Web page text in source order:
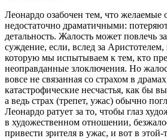
Леонардо озабочен тем, что желаемые
недостаточно драматичными:
детальность. Жалость может повлечь
суждение, если, вслед за
которую мы испытываем к тем, кто
неоправданные злоключения. Но
вовсе не связанная со страхом в
катастрофические несчастья, как бы
а ведь страх (трепет, ужас) обычно
Леонардо ратует за то, чтобы глаз
в художественном отношении,
привести зрителя в ужас, и вот в этой-